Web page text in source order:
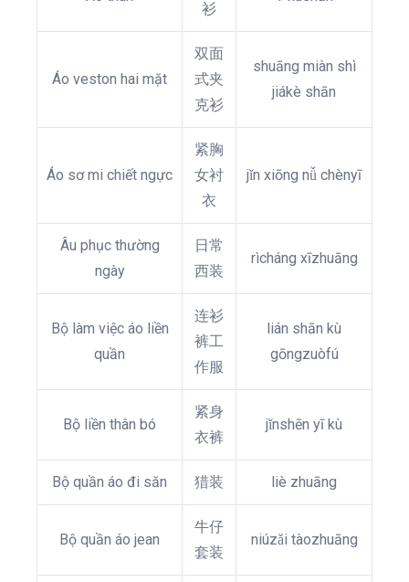
衫
Áo veston hai mặt
双面
式夹
克衫
shuāng miàn shì
jiákè shān
Áo sơ mi chiết ngực
紧胸
女衬
衣
jǐn xiōng nǚ chènyī
Âu phục thường
ngày
日常
西装
rìcháng xīzhuāng
Bộ làm việc áo liền
quần
连衫
裤工
作服
lián shān kù
gōngzuòfú
Bộ liền thân bó
紧身
衣裤
jǐnshēn yī kù
Bộ quần áo đi săn 猎装 liè zhuāng
Bộ quần áo jean
牛仔
套装
niúzǎi tàozhuāng